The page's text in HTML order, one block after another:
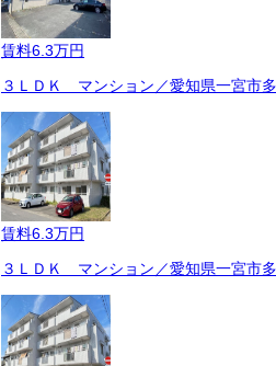
賃料6.3万円
３ＬＤＫ マンション／愛知県一宮市
賃料6.3万円
３ＬＤＫ マンション／愛知県一宮市